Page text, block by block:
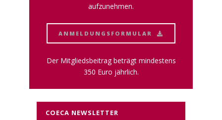
aufzunehmen.
ANMELDUNGSFORMULAR
Der Mitgliedsbeitrag beträgt mindestens
350 Euro jährlich.
COECA NEWSLETTER